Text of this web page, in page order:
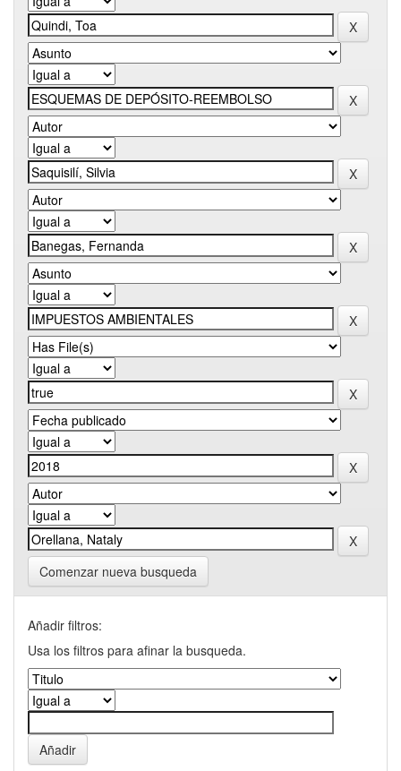
Comenzar nueva busqueda
Añadir filtros:
Usa los filtros para afinar la busqueda.